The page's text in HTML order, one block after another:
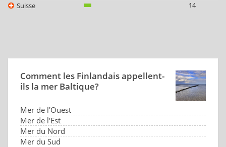
Suisse
14
Comment les Finlandais appellent-
ils la mer Baltique?
Mer de l'Ouest
Mer de l'Est
Mer du Nord
Mer du Sud